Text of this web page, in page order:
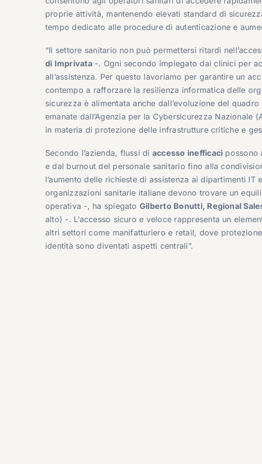
proprie attività, mantenendo elevati standard di
tempo dedicato alle procedure di autenticazione e
“Il settore sanitario non può permettersi ritardi
di Imprivata-. Ogni secondo impiegato dai clinici per
all’assistenza. Per questo lavoriamo per garantire un
contempo a rafforzare la resilienza informatica delle
sicurezza è alimentata anche dall’evoluzione del
emanate dall’Agenzia per la Cybersicurezza
in materia di protezione delle infrastrutture critiche e
Secondo l’azienda, flussi di accesso inefficaci possono
e dal burnout del personale sanitario fino alla
l’aumento delle richieste di assistenza ai dipartimenti
organizzazioni sanitarie italiane devono trovare un
operativa -, ha spiegato Gilberto Bonutti, Regional
alto) -. L’accesso sicuro e veloce rappresenta un
altri settori come manifatturiero e retail, dove
identità sono diventati aspetti centrali”.